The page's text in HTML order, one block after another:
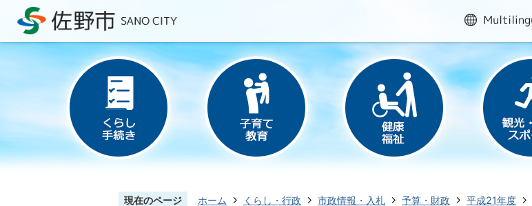
multilingual
現在のページ ホーム くらし・行政 市政情報・入札 予算・財政 平成21年度